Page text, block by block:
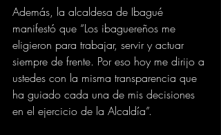
Además, la alcaldesa de Ibagué
manifestó que “Los ibaguereños me
eligieron para trabajar, servir y actuar
siempre de frente. Por eso hoy me dirijo a
ustedes con la misma transparencia que
ha guiado cada una de mis decisiones
en el ejercicio de la Alcaldía”.